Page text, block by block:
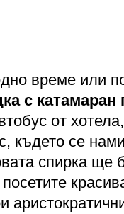
време или
с
от
където се
спирка